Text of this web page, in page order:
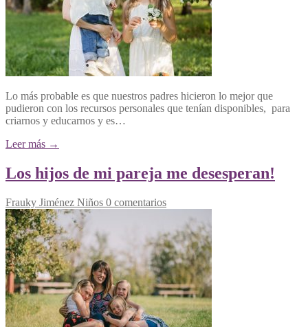
Lo más probable es que nuestros padres hicieron lo mejor que
pudieron con los recursos personales que tenían disponibles, para
criarnos y educarnos y es…
Leer más →
Los hijos de mi pareja me desesperan!
Frauky Jiménez Niños 0 comentarios